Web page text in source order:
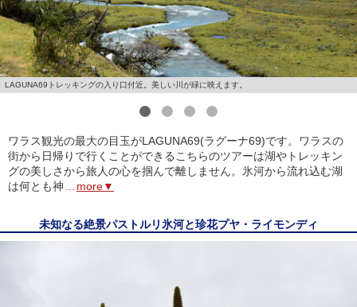
LAGUNA69トレッキングの入り口付近。美しい川が緑に映えます。
ワラス観光の最大の目玉がLAGUNA69(ラグーナ69)です。ワラスの
街から日帰りで行くことができるこちらのツアーは湖やトレッキン
グの美しさから旅人の心を掴んで離しません。氷河から流れ込む湖
は何とも神 ... more▼
未知なる絶景パストルリ氷河と珍花プヤ・ライモンディ